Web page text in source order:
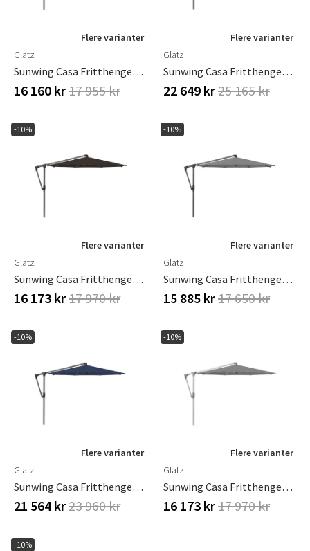
Flere varianter
Glatz
Sunwing Casa Fritthengende Parasoll 300 X 240 Cm Kat.4 Antrasitt Aluminium / 420 Smoke Glatz
16 160 kr17 955 kr
Flere varianter
Glatz
Sunwing Casa Fritthengende Parasoll 300 X 240 Cm Kat.5 Antrasitt Aluminium / 530 Atlantic Glatz
22 649 kr25 165 kr
-10%
Flere varianter
Glatz
Sunwing Casa Fritthengende Parasoll 330 Cm Kat.4 Antrasitt Aluminium / 408 Black Glatz
16 173 kr17 970 kr
-10%
Flere varianter
Glatz
Sunwing Casa Fritthengende Parasoll 330 Cm Kat.4 Antrasitt Aluminium / 420 Smoke Glatz
15 885 kr17 650 kr
-10%
Flere varianter
Glatz
Sunwing Casa Fritthengende Parasoll 330 Cm Kat.5 Antrasitt Aluminium / 530 Atlantic Glatz
21 564 kr23 960 kr
-10%
Flere varianter
Glatz
Sunwing Casa Fritthengende Parasoll 330 X 330 Cm Kat.4 Anodisert Aluminium / 420 Smoke Glatz
16 173 kr17 970 kr
-10%